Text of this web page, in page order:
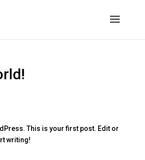
This is your first post. Edit or
writing!